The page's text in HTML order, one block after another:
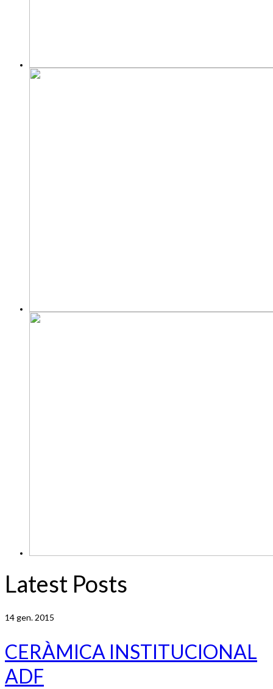
Latest Posts
14gen. 2015
CERÀMICA INSTITUCIONAL
ADF